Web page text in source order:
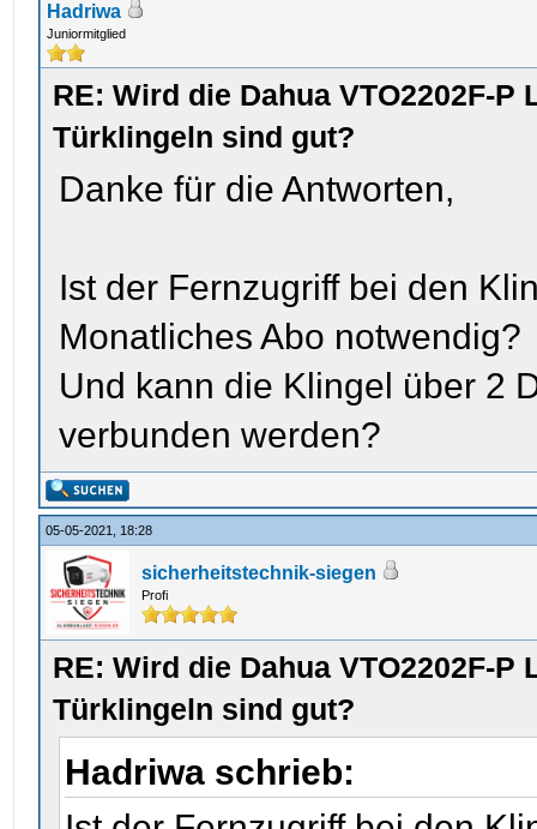
Hadriwa
Juniormitglied
RE: Wird die Dahua VTO2202F-
Türklingeln sind gut?
Danke für die Antworten,
Ist der Fernzugriff bei den
Monatliches Abo notwendig?
Und kann die Klingel über 2
verbunden werden?
05-05-2021, 18:28
sicherheitstechnik-siegen
Profi
RE: Wird die Dahua VTO2202F-
Türklingeln sind gut?
Hadriwa schrieb: